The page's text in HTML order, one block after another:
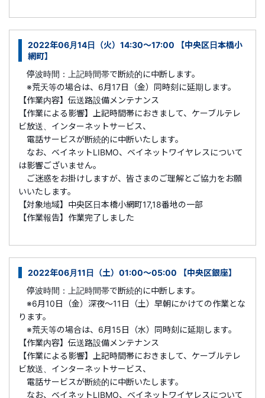
2022年06月14日（火）14:30～17:00 【中央区日本橋小
網町】
停波時間：上記時間帯で断続的に中断します。
※荒天等の場合は、6月17日（金）同時刻に延期します。
【作業内容】伝送路設備メンテナンス
【作業による影響】上記時間帯におきまして、ケーブルテレ
ビ放送、インターネットサービス、
電話サービスが断続的に中断いたします。
なお、ベイネットLIBMO、ベイネットワイヤレスについて
は影響ございません。
ご迷惑をお掛けしますが、皆さまのご理解とご協力をお願
いいたします。
【対象地域】中央区日本橋小網町17,18番地の一部
【作業報告】作業完了しました
2022年06月11日（土）01:00～05:00 【中央区銀座】
停波時間：上記時間帯で断続的に中断します。
※6月10日（金）深夜～11日（土）早朝にかけての作業とな
ります。
※荒天等の場合は、6月15日（水）同時刻に延期します。
【作業内容】伝送路設備メンテナンス
【作業による影響】上記時間帯におきまして、ケーブルテレ
ビ放送、インターネットサービス、
電話サービスが断続的に中断いたします。
なお、ベイネットLIBMO、ベイネットワイヤレスについて